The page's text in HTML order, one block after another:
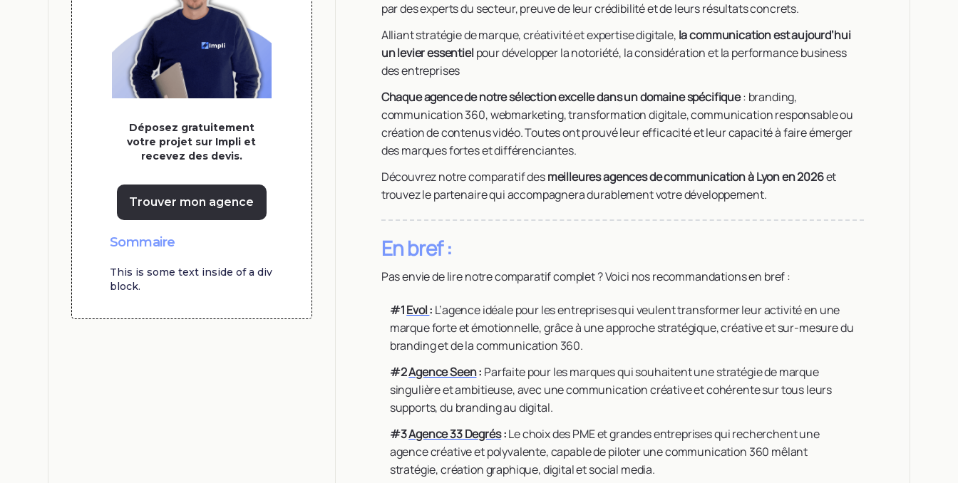
Déposez gratuitement
votre projet sur Impli et
recevez des devis.
Trouver mon agence
Sommaire
This is some text inside of a div
block.
par des experts du secteur, preuve de leur crédibilité et de leurs résultats concrets.
Alliant stratégie de marque, créativité et expertise digitale, la communication est aujourd’hui
un levier essentiel pour développer la notoriété, la considération et la performance business
des entreprises
Chaque agence de notre sélection excelle dans un domaine spécifique: branding,
communication 360, webmarketing, transformation digitale, communication responsable ou
création de contenus vidéo. Toutes ont prouvé leur efficacité et leur capacité à faire émerger
des marques fortes et différenciantes.
Découvrez notre comparatif desmeilleures agences de communication à Lyon en 2026et
trouvez le partenaire qui accompagnera durablement votre développement.
En bref :
Pas envie de lire notre comparatif complet ? Voici nos recommandations en bref :
#1Evol: L’agence idéale pour les entreprises qui veulent transformer leur activité en une
marque forte et émotionnelle, grâce à une approche stratégique, créative et sur-mesure du
branding et de la communication 360.
#2Agence Seen: Parfaite pour les marques qui souhaitent une stratégie de marque
singulière et ambitieuse, avec une communication créative et cohérente sur tous leurs
supports, du branding au digital.
#3Agence 33 Degrés:Le choix des PME et grandes entreprises qui recherchent une
agence créative et polyvalente, capable de piloter une communication 360 mêlant
stratégie, création graphique, digital et social media.